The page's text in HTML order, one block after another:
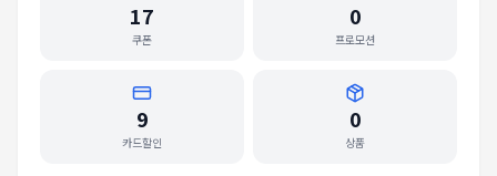
17
쿠폰
0
프로모션
9
카드할인
0
상품